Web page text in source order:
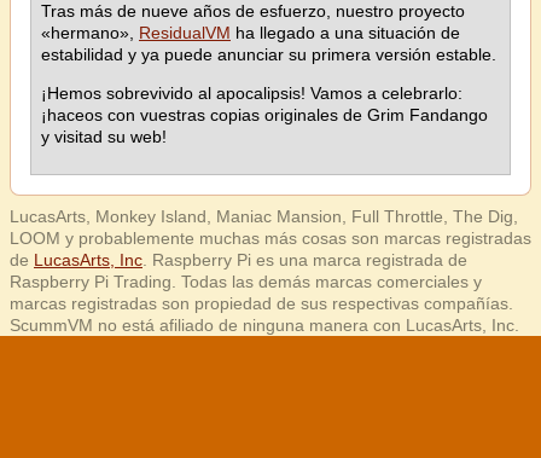
Tras más de nueve años de esfuerzo, nuestro proyecto
«hermano», ResidualVM ha llegado a una situación de
estabilidad y ya puede anunciar su primera versión estable.
¡Hemos sobrevivido al apocalipsis! Vamos a celebrarlo:
¡haceos con vuestras copias originales de Grim Fandango
y visitad su web!
LucasArts, Monkey Island, Maniac Mansion, Full Throttle, The Dig,
LOOM y probablemente muchas más cosas son marcas registradas
de LucasArts, Inc . Raspberry Pi es una marca registrada de
Raspberry Pi Trading. Todas las demás marcas comerciales y
marcas registradas son propiedad de sus respectivas compañías.
ScummVM no está afiliado de ninguna manera con LucasArts, Inc.